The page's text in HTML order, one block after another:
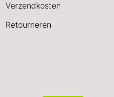
Verzendkosten
Retourneren